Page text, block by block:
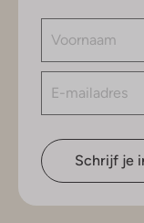
Schrijf je